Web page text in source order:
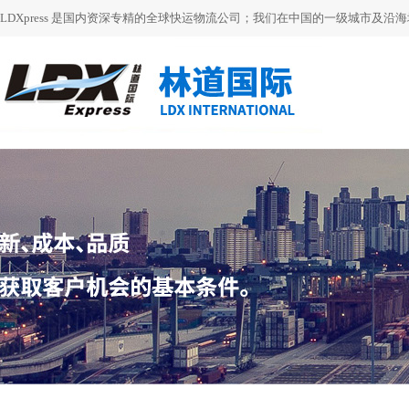
LDXpress 是国内资深专精的全球快运物流公司；我们在中国的一级城市及沿